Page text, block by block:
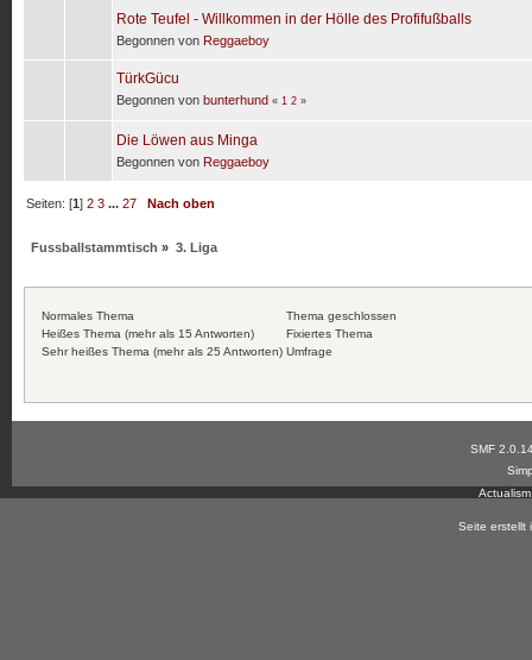
Rote Teufel - Willkommen in der Hölle des Profifußballs
Begonnen von Reggaeboy
TürkGücu
Begonnen von bunterhund « 1 2 »
Die Löwen aus Minga
Begonnen von Reggaeboy
Seiten: [1]2 3 ...27 Nach oben
Fussballstammtisch » 3. Liga
Normales Thema
Heißes Thema (mehr als 15 Antworten)
Sehr heißes Thema (mehr als 25 Antworten)
Thema geschlossen
Fixiertes Thema
Umfrage
SMF
Seite erstellt